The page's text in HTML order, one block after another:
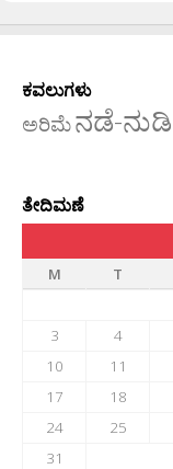
ಕವಲುಗಳು
ಅರಿಮೆನಡೆ-ನುಡಿ
ತೇದಿಮಣೆ
M
T
3
4
10
11
17
18
24
25
31